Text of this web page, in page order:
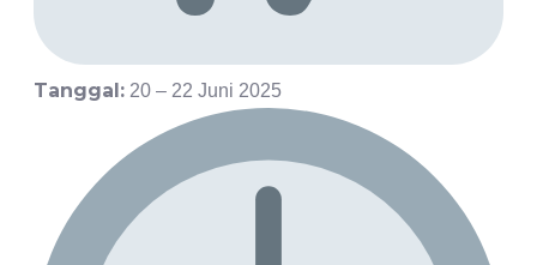
Tanggal: 20 – 22 Juni 2025